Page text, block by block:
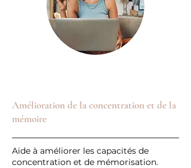
Amélioration de la concentration et de la
mémoire
Aide à améliorer les capacités de
concentration et de mémorisation.